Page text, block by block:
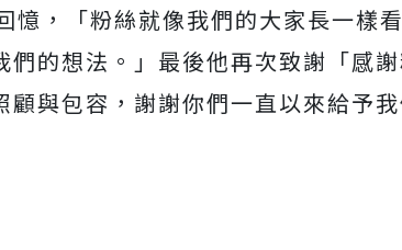
憶，「粉絲就像我們的大家長一樣
們的想法。」最後他再次致謝「感
與包容，謝謝你們一直以來給予我